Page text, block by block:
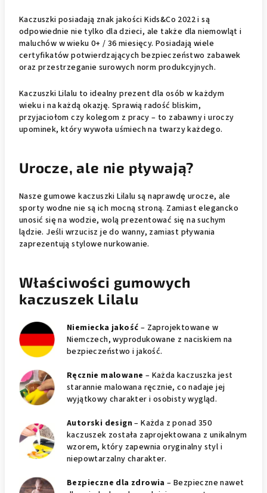
Kaczuszki posiadają znak jakości Kids&Co 2022 i są
odpowiednie nie tylko dla dzieci, ale także dla niemowląt i
maluchów w wieku 0+ / 36 miesięcy. Posiadają wiele
certyfikatów potwierdzających bezpieczeństwo zabawek
oraz przestrzeganie surowych norm produkcyjnych.
Kaczuszki Lilalu to idealny prezent dla osób w każdym
wieku i na każdą okazję. Sprawią radość bliskim,
przyjaciołom czy kolegom z pracy – to zabawny i uroczy
upominek, który wywoła uśmiech na twarzy każdego.
Urocze, ale nie pływają?
Nasze gumowe kaczuszki Lilalu są naprawdę urocze, ale
sporty wodne nie są ich mocną stroną. Zamiast elegancko
unosić się na wodzie, wolą prezentować się na suchym
lądzie. Jeśli wrzucisz je do wanny, zamiast pływania
zaprezentują stylowe nurkowanie.
Właściwości gumowych
kaczuszek Lilalu
Niemiecka jakość – Zaprojektowane w
Niemczech, wyprodukowane z naciskiem na
bezpieczeństwo i jakość.
Ręcznie malowane – Każda kaczuszka jest
starannie malowana ręcznie, co nadaje jej
wyjątkowy charakter i osobisty wygląd.
Autorski design – Każda z ponad 350
kaczuszek została zaprojektowana z unikalnym
wzorem, który zapewnia oryginalny styl i
niepowtarzalny charakter.
Bezpieczne dla zdrowia – Bezpieczne nawet